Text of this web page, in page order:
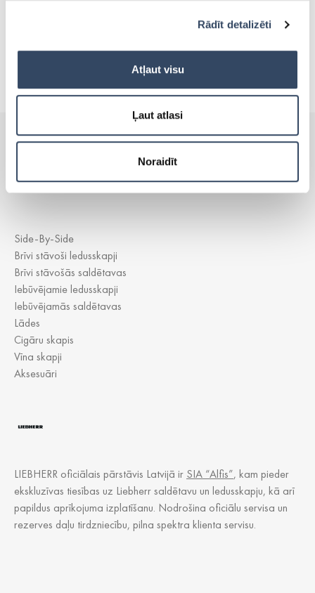
Rādīt detalizēti
Atļaut visu
Ļaut atlasi
Noraidīt
LIEBHERR oficiālais pārstāvis Latvijā ir SIA “Alfis”, kam pieder
ekskluzīvas tiesības uz Liebherr saldētavu un ledusskapju, kā arī
papildus aprīkojuma izplatīšanu. Nodrošina oficiālu servisa un
rezerves daļu tirdzniecību, pilna spektra klienta servisu.
PRODUKTI
Side-By-Side
Brīvi stāvoši ledusskapji
Brīvi stāvošās saldētavas
Iebūvējamie ledusskapji
Iebūvējamās saldētavas
Lādes
Cigāru skapis
Vīna skapji
Aksesuāri